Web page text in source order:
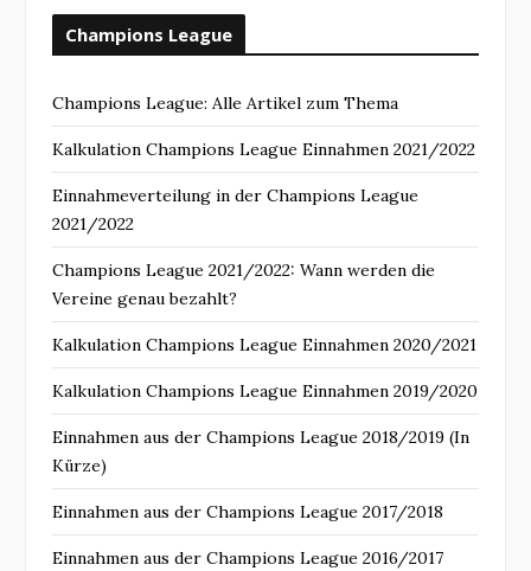
Champions League
Champions League: Alle Artikel zum Thema
Kalkulation Champions League Einnahmen 2021/2022
Einnahmeverteilung in der Champions League
2021/2022
Champions League 2021/2022: Wann werden die
Vereine genau bezahlt?
Kalkulation Champions League Einnahmen 2020/2021
Kalkulation Champions League Einnahmen 2019/2020
Einnahmen aus der Champions League 2018/2019 (In
Kürze)
Einnahmen aus der Champions League 2017/2018
Einnahmen aus der Champions League 2016/2017